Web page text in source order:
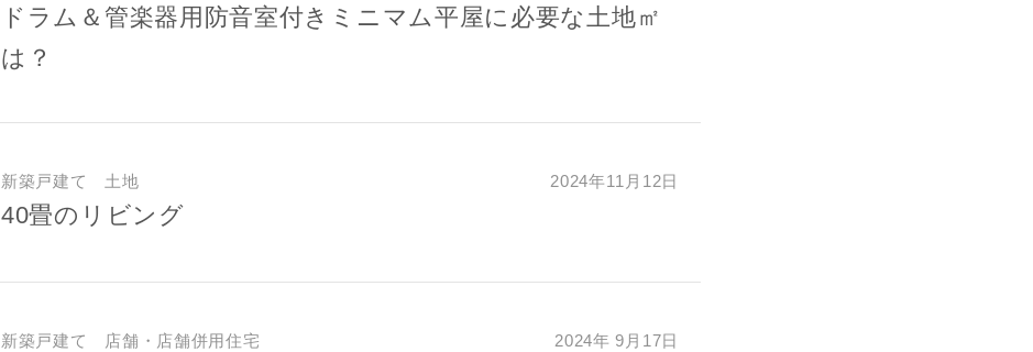
ドラム＆管楽器用防音室付きミニマム平屋に必要な土地㎡
は？
新築戸建て 土地 2024年11月12日
40畳のリビング
新築戸建て 店舗・店舗併用住宅 2024年 9月17日